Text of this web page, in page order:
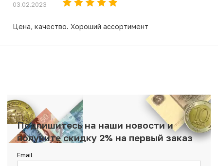
03.02.2023
Цена, качество. Хороший ассортимент
Подпишитесь на наши новости и
получите скидку 2% на первый заказ
Email